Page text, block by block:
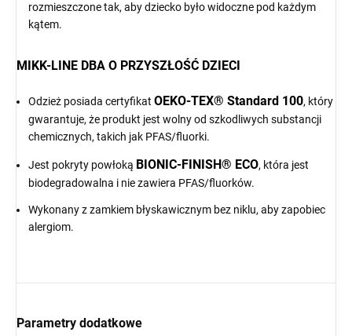
rozmieszczone tak, aby dziecko było widoczne pod każdym
kątem.
MIKK-LINE DBA O PRZYSZŁOŚĆ DZIECI
Odzież posiada certyfikat OEKO-TEX® Standard 100, który
gwarantuje, że produkt jest wolny od szkodliwych substancji
chemicznych, takich jak PFAS/fluorki.
Jest pokryty powłoką BIONIC-FINISH® ECO, która jest
biodegradowalna i nie zawiera PFAS/fluorków.
Wykonany z zamkiem błyskawicznym bez niklu, aby zapobiec
alergiom.
Parametry dodatkowe